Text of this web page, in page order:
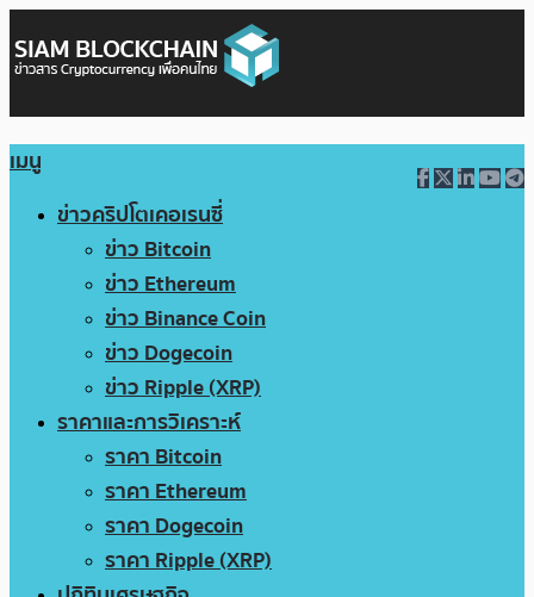
เมนู
ข่าวคริปโตเคอเรนซี่
ข่าว Bitcoin
ข่าว Ethereum
ข่าว Binance Coin
ข่าว Dogecoin
ข่าว Ripple (XRP)
ราคาและการวิเคราะห์
ราคา Bitcoin
ราคา Ethereum
ราคา Dogecoin
ราคา Ripple (XRP)